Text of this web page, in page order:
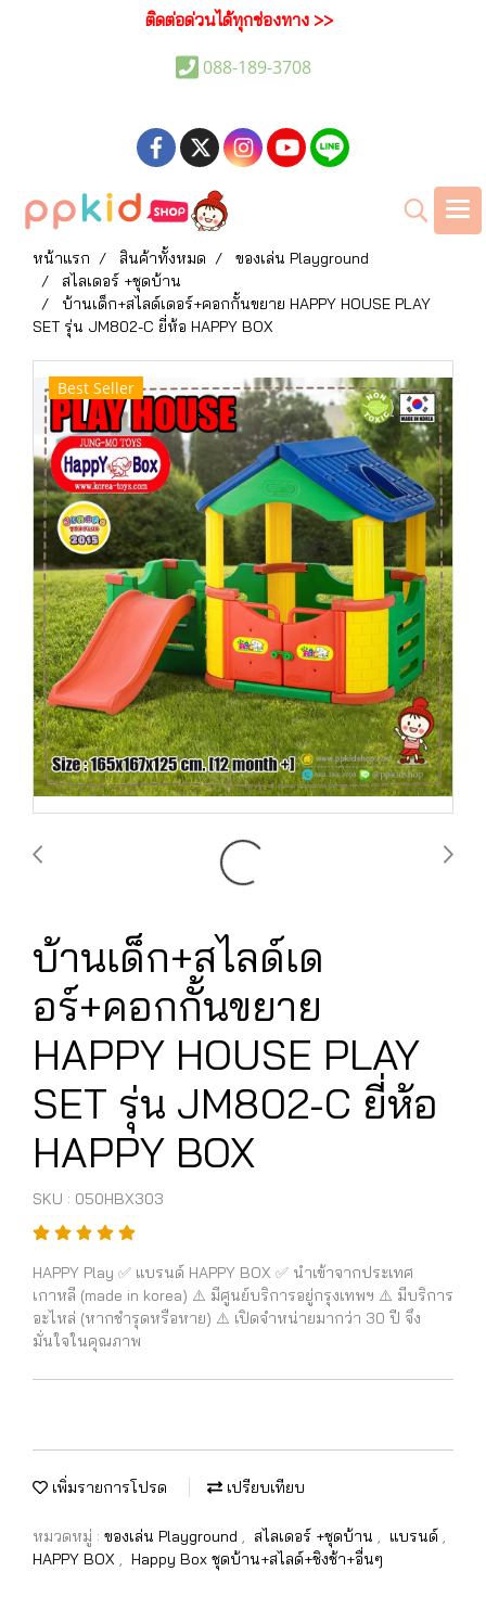
ติดต่อด่วนได้ทุกช่องทาง >>
088-189-3708
หน้าแรก สินค้าทั้งหมด
ของเล่น Playground
สไลเดอร์ +ชุดบ้าน
บ้านเด็ก+สไลด์เดอร์+คอกกั้นขยาย HAPPY HOUSE PLAY
SET รุ่น JM802-C ยี่ห้อ HAPPY BOX
Best Seller
บ้านเด็ก+สไลด์เด
อร์+คอกกั้นขยาย
HAPPY HOUSE PLAY
SET รุ่น JM802-C ยี่ห้อ
HAPPY BOX
SKU : 050HBX303
HAPPY Play ✅ แบรนด์ HAPPY BOX ✅ นำเข้าจากประเทศ
เกาหลี (made in korea) ⚠️ มีศูนย์บริการอยู่กรุงเทพฯ ⚠️ มีบริการ
อะไหล่ (หากชำรุดหรือหาย) ⚠️ เปิดจำหน่ายมากว่า 30 ปี จึง
มั่นใจในคุณภาพ
เพิ่มรายการโปรด เปรียบเทียบ
หมวดหมู่ : ของเล่น Playground , สไลเดอร์ +ชุดบ้าน , แบรนด์ ,
HAPPY BOX , Happy Box ชุดบ้าน+สไลด์+ชิงช้า+อื่นๆ